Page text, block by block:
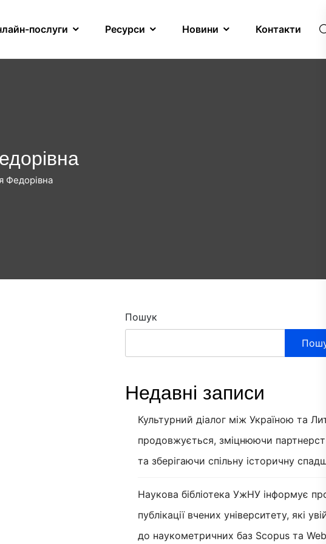
послуги Ресурси Новини Контакти
Федорівна
Пошук
Недавні записи
Культурний діалог між Україною та
продовжується, зміцнюючи
та зберігаючи спільну історичну
Наукова бібліотека УжНУ інформує
публікації вчених університету, які
до наукометричних баз Scopus та